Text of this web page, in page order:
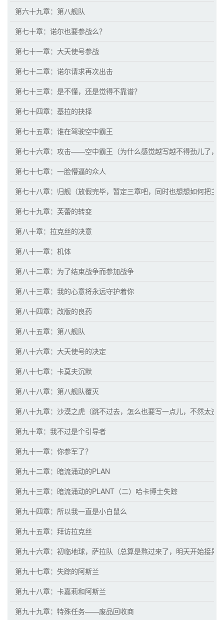
第六十九章：第八舰队
第七十章：诺尔也要参战么？
第七十一章：大天使号参战
第七十二章：诺尔请求再次出击
第七十三章：是不懂，还是觉得不靠谱？
第七十四章：基拉的抉择
第七十五章：谁在驾驶空中霸王
第七十六章：攻击——空中霸王（为什么感觉越写越不得劲儿了，
第七十七章：一脸懵逼的众人
第七十八章：归舰（放假完毕，暂定三章吧，同时也想想如何把主
第七十九章：芙蕾的转变
第八十章：拉克丝的决意
第八十一章：机体
第八十二章：为了结束战争而参加战争
第八十三章：我的心意将永远守护着你
第八十四章：改版的良药
第八十五章：第八舰队
第八十六章：大天使号的决定
第八十七章：卡莫夫沉默
第八十八章：第八舰队覆灭
第八十九章：沙漠之虎（跳不过去，怎么也要写一点儿，不然太违
第九十章：我不过是个引导者
第九十一章：你参军了？
第九十二章：暗流涌动的PLAN
第九十三章：暗流涌动的PLANT（二）哈卡博士失踪
第九十四章：所以我一直是小白鼠么
第九十五章：拜访拉克丝
第九十六章：初临地球，萨拉队（总算是熬过来了，明天开始接
第九十七章：失踪的阿斯兰
第九十八章：卡嘉莉和阿斯兰
第九十九章：特殊任务——废品回收商